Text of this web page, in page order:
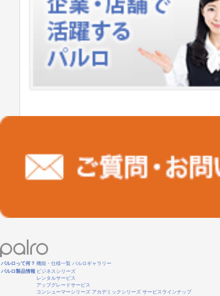
パルロって何？ 機能・仕様一覧 パルロギャラリー
パルロ製品情報 ビジネスシリーズ
レンタルサービス
アップグレードサービス
コンシューマーシリーズ アカデミックシリーズ サービスラインナップ